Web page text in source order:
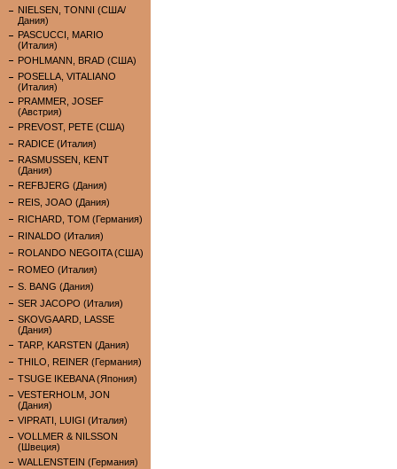
NIELSEN, TONNI (США/
Дания)
PASCUCCI, MARIO
(Италия)
POHLMANN, BRAD (США)
POSELLA, VITALIANO
(Италия)
PRAMMER, JOSEF
(Австрия)
PREVOST, PETE (США)
RADICE (Италия)
RASMUSSEN, KENT
(Дания)
REFBJERG (Дания)
REIS, JOAO (Дания)
RICHARD, TOM (Германия)
RINALDO (Италия)
ROLANDO NEGOITA (США)
ROMEO (Италия)
S. BANG (Дания)
SER JACOPO (Италия)
SKOVGAARD, LASSE
(Дания)
TARP, KARSTEN (Дания)
THILO, REINER (Германия)
TSUGE IKEBANA (Япония)
VESTERHOLM, JON
(Дания)
VIPRATI, LUIGI (Италия)
VOLLMER & NILSSON
(Швеция)
WALLENSTEIN (Германия)